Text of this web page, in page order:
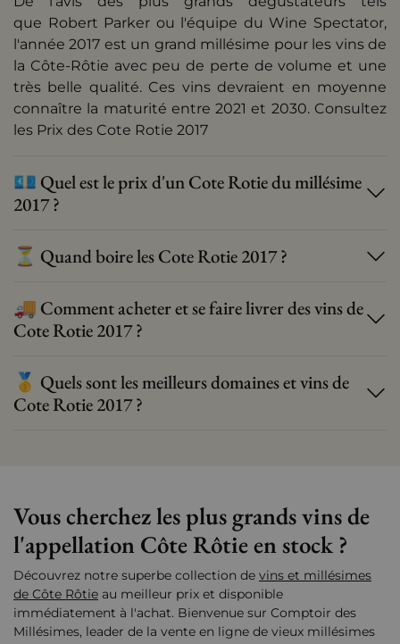
que Robert Parker ou l'équipe du Wine Spectator,
l'année 2017 est un grand millésime pour les vins de
la Côte-Rôtie avec peu de perte de volume et une
très belle qualité. Ces vins devraient en moyenne
connaître la maturité entre 2021 et 2030. Consultez
les Prix des Cote Rotie 2017
💶 Quel est le prix d'un Cote Rotie du millésime
2017 ?
⏳ Quand boire les Cote Rotie 2017 ?
🚚 Comment acheter et se faire livrer des vins de
Cote Rotie 2017 ?
🥇 Quels sont les meilleurs domaines et vins de
Cote Rotie 2017 ?
Vous cherchez les plus grands vins de
l'appellation Côte Rôtie en stock ?
Découvrez notre superbe collection de vins et millésimes
de Côte Rôtie au meilleur prix et disponible
immédiatement à l'achat. Bienvenue sur Comptoir des
Millésimes, leader de la vente en ligne de vieux millésimes